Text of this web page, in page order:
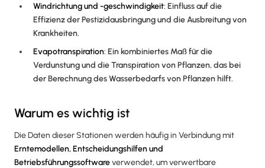
Windrichtung und -geschwindigkeit: Einfluss auf die
Effizienz der Pestizidausbringung und die Ausbreitung von
Krankheiten.
Evapotranspiration: Ein kombiniertes Maß für die
Verdunstung und die Transpiration von Pflanzen, das bei
der Berechnung des Wasserbedarfs von Pflanzen hilft.
Warum es wichtig ist
Die Daten dieser Stationen werden häufig in Verbindung mit
Erntemodellen, Entscheidungshilfen und
Betriebsführungssoftwareverwendet, um verwertbare